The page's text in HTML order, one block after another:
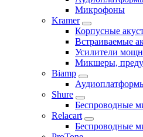
Микрофоны
Kramer
Корпусные
Встраиваемые
Усилители
Микшеры,
Biamp
Shure
Беспроводные
Relacart
Беспроводные